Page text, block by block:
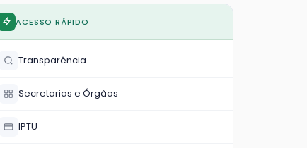
ACESSO RÁPIDO
Transparência
Secretarias e Órgãos
IPTU